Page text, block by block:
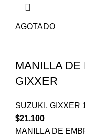
AGOTADO
MANILLA DE
GIXXER
SUZUKI , GIXXER
$21.100
MANILLA DE